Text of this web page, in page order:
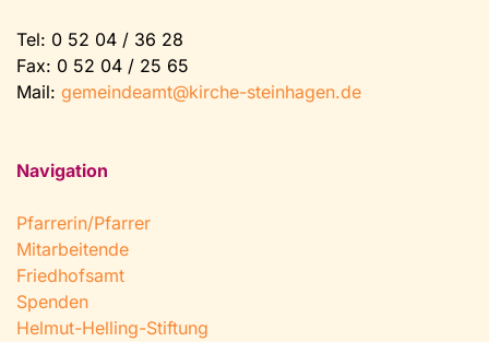
Tel: 0 52 04 / 36 28
Fax: 0 52 04 / 25 65
Mail: gemeindeamt@kirche-steinhagen.de
Navigation
Pfarrerin/Pfarrer
Mitarbeitende
Friedhofsamt
Spenden
Helmut-Helling-Stiftung